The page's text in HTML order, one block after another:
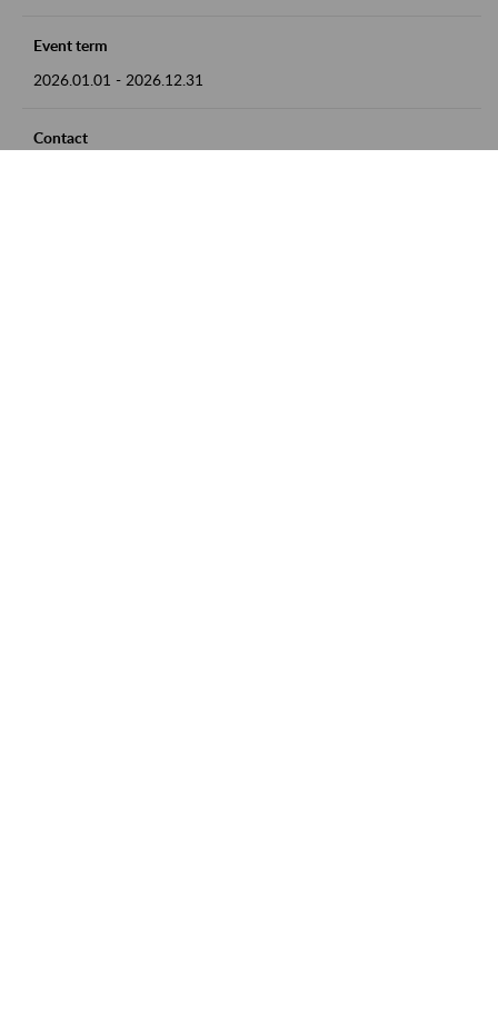
Event term
2026.01.01 - 2026.12.31
Contact